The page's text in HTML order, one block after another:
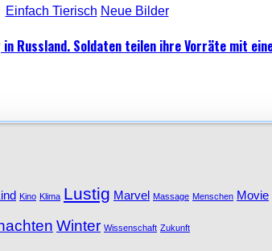
Einfach Tierisch Neue Bilder
Russland. Soldaten teilen ihre Vorräte mit
Kino Klima Lustig Marvel Massage Menschen Movie
Winter Wissenschaft Zukunft